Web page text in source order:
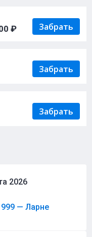
₽ Забрать
Забрать
Забрать
2026
— Ларне